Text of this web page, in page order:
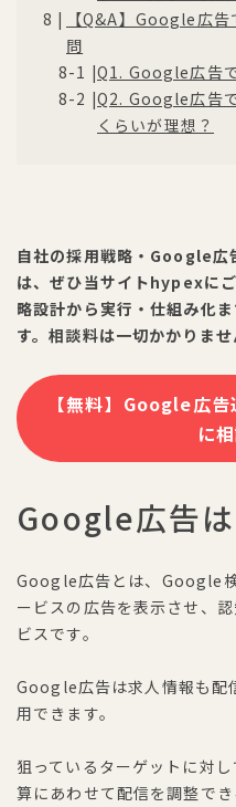
【Q&A】Google広
問
Q1. Google広告
Q2. Google広告
くらいが理想？
自社の採用戦略・Google広
は、ぜひ当サイトhypexに
略設計から実行・仕組み化
す。相談料は一切かかりませ
【無料】Google広
に
Google広告
Google広告とは、Google
ービスの広告を表示させ、
ビスです。
Google広告は求人情報も配
用できます。
狙っているターゲットに対
算にあわせて配信を調整で